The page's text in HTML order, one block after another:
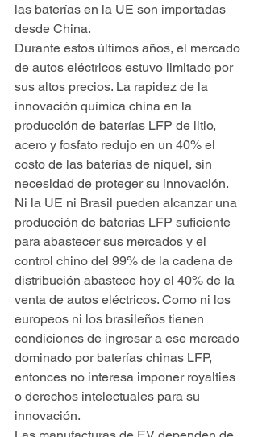
las baterías en la UE son importadas
desde China.
Durante estos últimos años, el mercado
de autos eléctricos estuvo limitado por
sus altos precios. La rapidez de la
innovación química china en la
producción de baterías LFP de litio,
acero y fosfato redujo en un 40% el
costo de las baterías de níquel, sin
necesidad de proteger su innovación.
Ni la UE ni Brasil pueden alcanzar una
producción de baterías LFP suficiente
para abastecer sus mercados y el
control chino del 99% de la cadena de
distribución abastece hoy el 40% de la
venta de autos eléctricos. Como ni los
europeos ni los brasileños tienen
condiciones de ingresar a ese mercado
dominado por baterías chinas LFP,
entonces no interesa imponer royalties
o derechos intelectuales para su
innovación.